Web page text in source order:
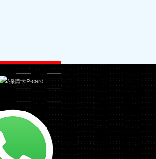
/採購卡P-card